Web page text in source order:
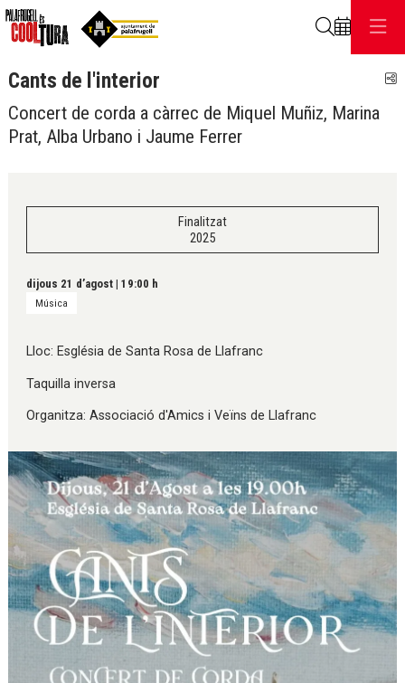
Cants de l'interior
Concert de corda a càrrec de Miquel Muñiz, Marina
Prat, Alba Urbano i Jaume Ferrer
Finalitzat
2025
dijous 21 d’agost | 19:00 h
Música
Lloc: Església de Santa Rosa de Llafranc
Taquilla inversa
Organitza: Associació d'Amics i Veïns de Llafranc